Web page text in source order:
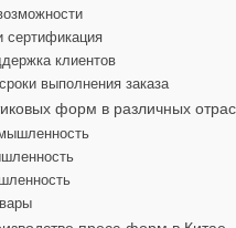
сертификация
клиентов
выполнения заказа
форм в различных